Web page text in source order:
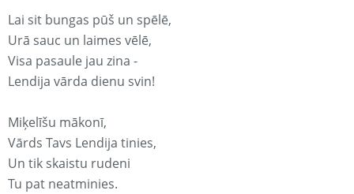
Lai sit bungas pūš un spēlē,
Urā sauc un laimes vēlē,
Visa pasaule jau zina -
Lendija vārda dienu svin!
Miķelīšu mākonī,
Vārds Tavs Lendija tinies,
Un tik skaistu rudeni
Tu pat neatminies.